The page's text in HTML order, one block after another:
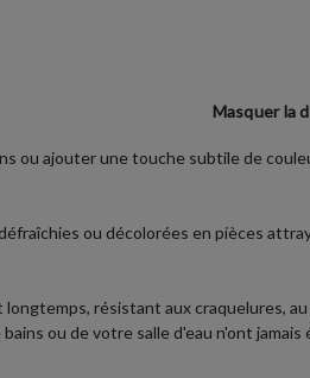
Masquer la
ou ajouter une touche subtile de
ou décolorées en pièces
résistant aux craquelures,
ou de votre salle d'eau n'ont jamais